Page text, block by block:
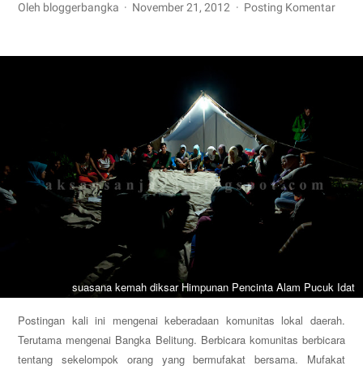
Oleh bloggerbangka November 21, 2012 Posting Komentar
suasana kemah diksar Himpunan Pencinta Alam Pucuk Idat
Postingan kali ini mengenai keberadaan komunitas lokal daerah.
Terutama mengenai Bangka Belitung. Berbicara komunitas berbicara
tentang sekelompok orang yang bermufakat bersama. Mufakat